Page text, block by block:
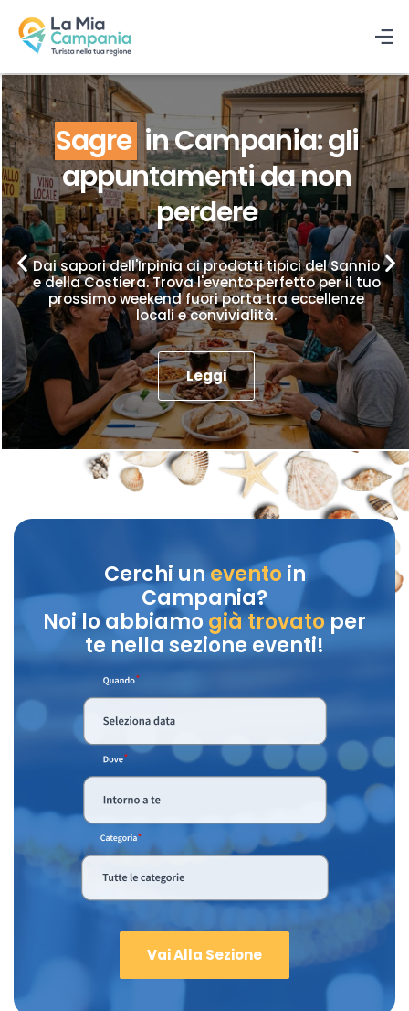
Sagre in Campania: gli
appuntamenti da non
perdere
Dai sapori dell'Irpinia ai prodotti tipici del Sannio
e della Costiera. Trova l'evento perfetto per il tuo
prossimo weekend fuori porta tra eccellenze
locali e convivialità.
Leggi
Cerchi unevento in
Campania?
Noi lo abbiamo già trovatoper
te nella sezione eventi!
Vai Alla Sezione